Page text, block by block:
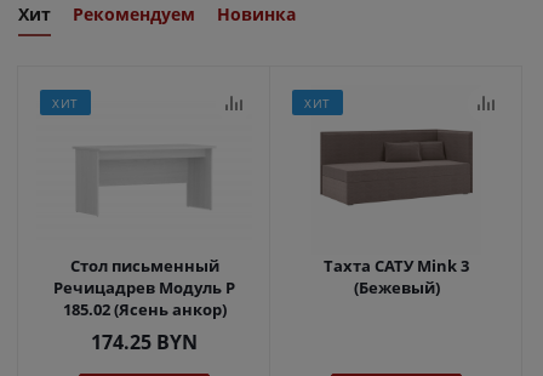
Хит Рекомендуем Новинка
ХИТ
Стол письменный
Речицадрев Модуль Р
185.02 (Ясень анкор)
174.25 BYN
ХИТ
Тахта САТУ Mink 3
(Бежевый)